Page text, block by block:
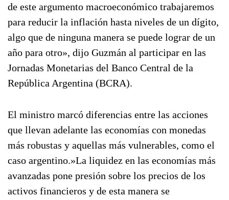
de este argumento macroeconómico trabajaremos
para reducir la inflación hasta niveles de un dígito,
algo que de ninguna manera se puede lograr de un
año para otro», dijo Guzmán al participar en las
Jornadas Monetarias del Banco Central de la
República Argentina (BCRA).
El ministro marcó diferencias entre las acciones
que llevan adelante las economías con monedas
más robustas y aquellas más vulnerables, como el
caso argentino.»La liquidez en las economías más
avanzadas pone presión sobre los precios de los
activos financieros y de esta manera se